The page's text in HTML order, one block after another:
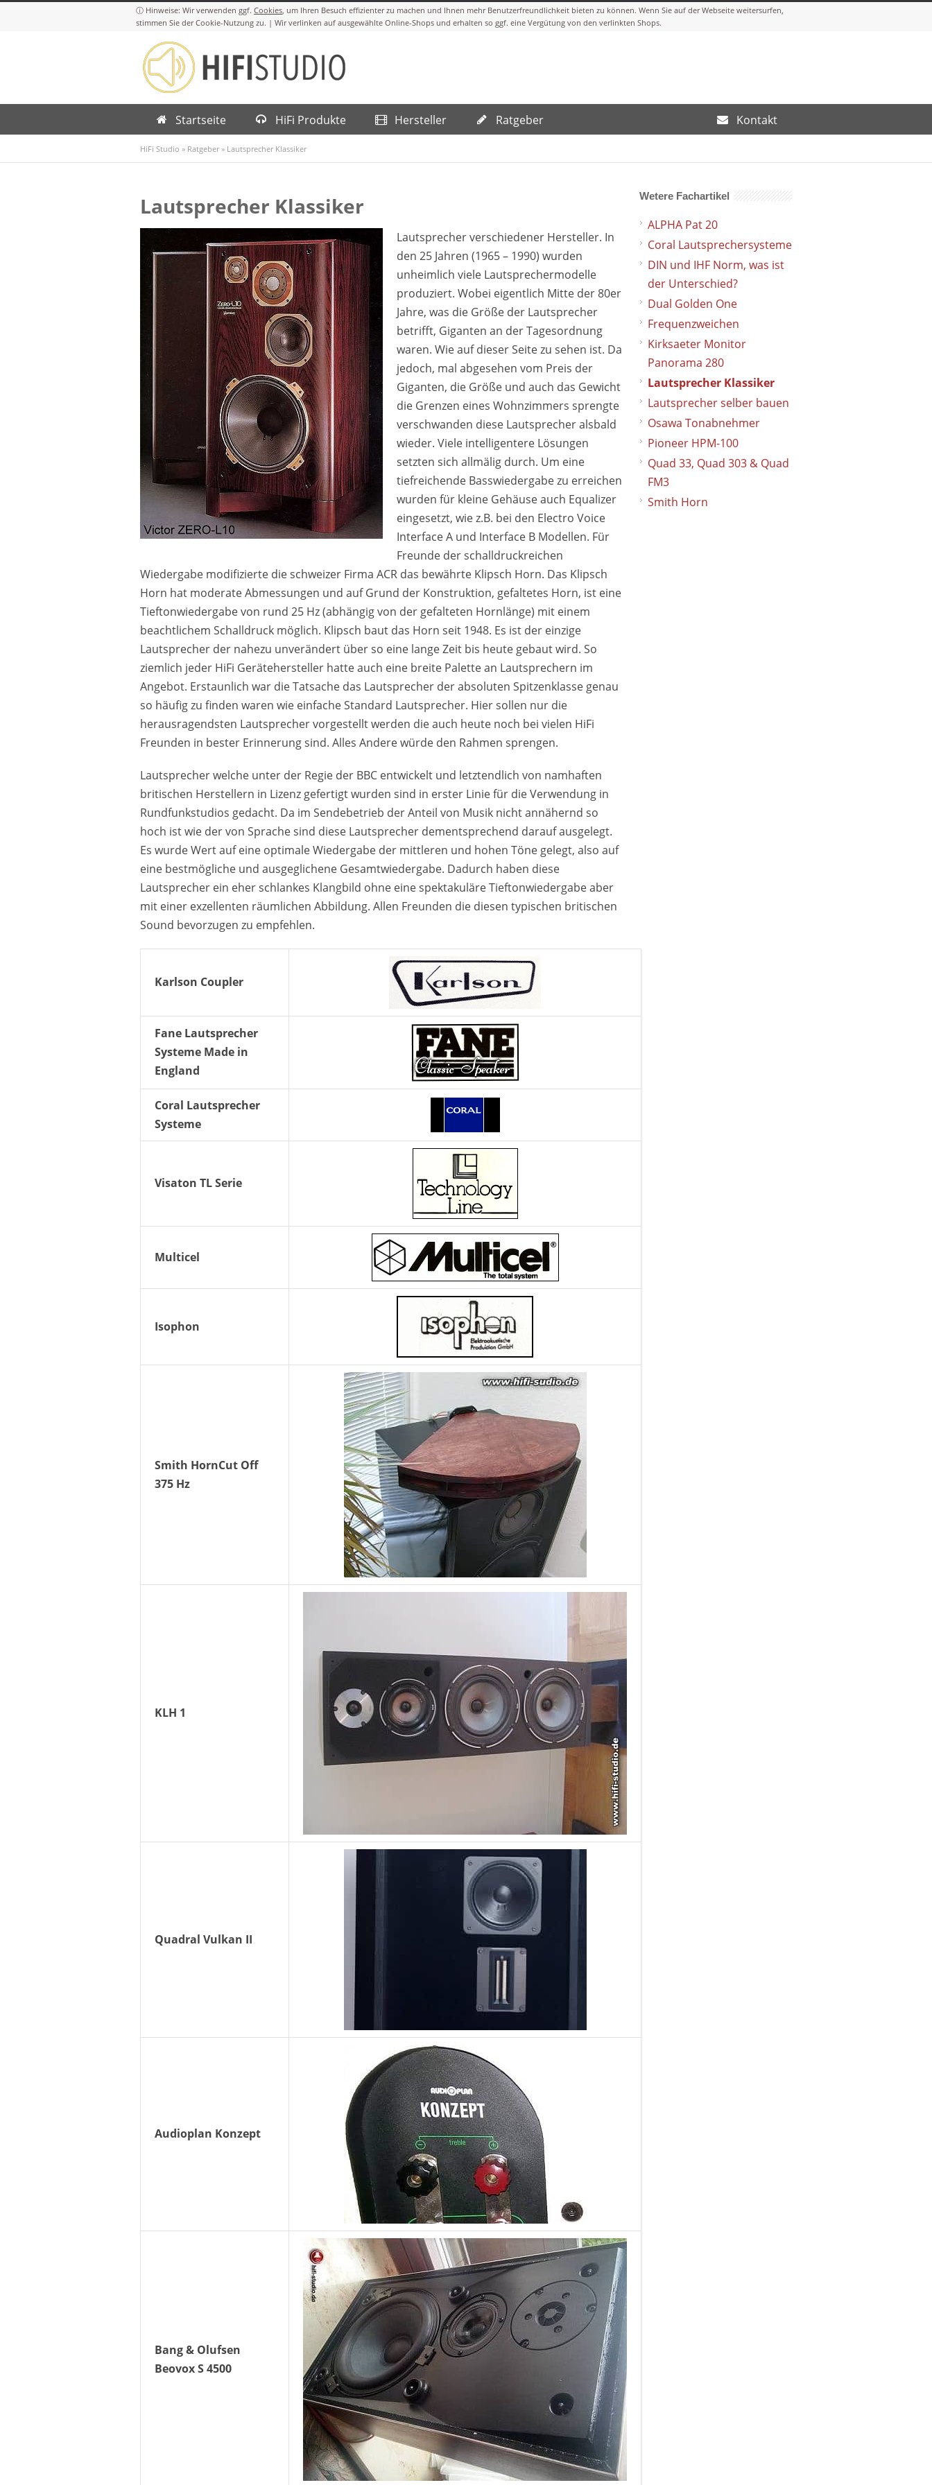
Cookies
Startseite HiFi Produkte Hersteller Ratgeber Kontakt
HiFi Studio » Ratgeber » Lautsprecher Klassiker
Lautsprecher Klassiker
Lautsprecher verschiedener Hersteller. In
den 25 Jahren (1965 – 1990) wurden
unheimlich viele Lautsprechermodelle
produziert. Wobei eigentlich Mitte der 80er
Jahre, was die Größe der Lautsprecher
betrifft, Giganten an der Tagesordnung
waren. Wie auf dieser Seite zu sehen ist. Da
jedoch, mal abgesehen vom Preis der
Giganten, die Größe und auch das Gewicht
die Grenzen eines Wohnzimmers sprengte
verschwanden diese Lautsprecher alsbald
wieder. Viele intelligentere Lösungen
setzten sich allmälig durch. Um eine
tiefreichende Basswiedergabe zu erreichen
wurden für kleine Gehäuse auch Equalizer
eingesetzt, wie z.B. bei den Electro Voice
Interface A und Interface B Modellen. Für
Freunde der schalldruckreichen
Wiedergabe modifizierte die schweizer Firma ACR das bewährte Klipsch Horn. Das Klipsch
Horn hat moderate Abmessungen und auf Grund der Konstruktion, gefaltetes Horn, ist eine
Tieftonwiedergabe von rund 25 Hz (abhängig von der gefalteten Hornlänge) mit einem
beachtlichem Schalldruck möglich. Klipsch baut das Horn seit 1948. Es ist der einzige
Lautsprecher der nahezu unverändert über so eine lange Zeit bis heute gebaut wird. So
ziemlich jeder HiFi Gerätehersteller hatte auch eine breite Palette an Lautsprechern im
Angebot. Erstaunlich war die Tatsache das Lautsprecher der absoluten Spitzenklasse genau
so häufig zu finden waren wie einfache Standard Lautsprecher. Hier sollen nur die
herausragendsten Lautsprecher vorgestellt werden die auch heute noch bei vielen HiFi
Freunden in bester Erinnerung sind. Alles Andere würde den Rahmen sprengen.
Lautsprecher welche unter der Regie der BBC entwickelt und letztendlich von namhaften
britischen Herstellern in Lizenz gefertigt wurden sind in erster Linie für die Verwendung in
Rundfunkstudios gedacht. Da im Sendebetrieb der Anteil von Musik nicht annähernd so
hoch ist wie der von Sprache sind diese Lautsprecher dementsprechend darauf ausgelegt.
Es wurde Wert auf eine optimale Wiedergabe der mittleren und hohen Töne gelegt, also auf
eine bestmögliche und ausgeglichene Gesamtwiedergabe. Dadurch haben diese
Lautsprecher ein eher schlankes Klangbild ohne eine spektakuläre Tieftonwiedergabe aber
mit einer exzellenten räumlichen Abbildung. Allen Freunden die diesen typischen britischen
Sound bevorzugen zu empfehlen.
Karlson Coupler
Fane Lautsprecher
Systeme Made in
England
Coral Lautsprecher
Systeme
Visaton TL Serie
Multicel
Isophon
Smith HornCut Off
375 Hz
KLH 1
Quadral Vulkan II
Audioplan Konzept
Bang & Olufsen
Beovox S 4500
Wetere Fachartikel
ALPHA Pat 20
Coral Lautsprechersysteme
DIN und IHF Norm, was ist
der Unterschied?
Dual Golden One
Frequenzweichen
Kirksaeter Monitor
Panorama 280
Lautsprecher Klassiker
Lautsprecher selber bauen
Osawa Tonabnehmer
Pioneer HPM-100
Quad 33, Quad 303 & Quad
FM3
Smith Horn